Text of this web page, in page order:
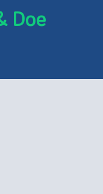
Doe